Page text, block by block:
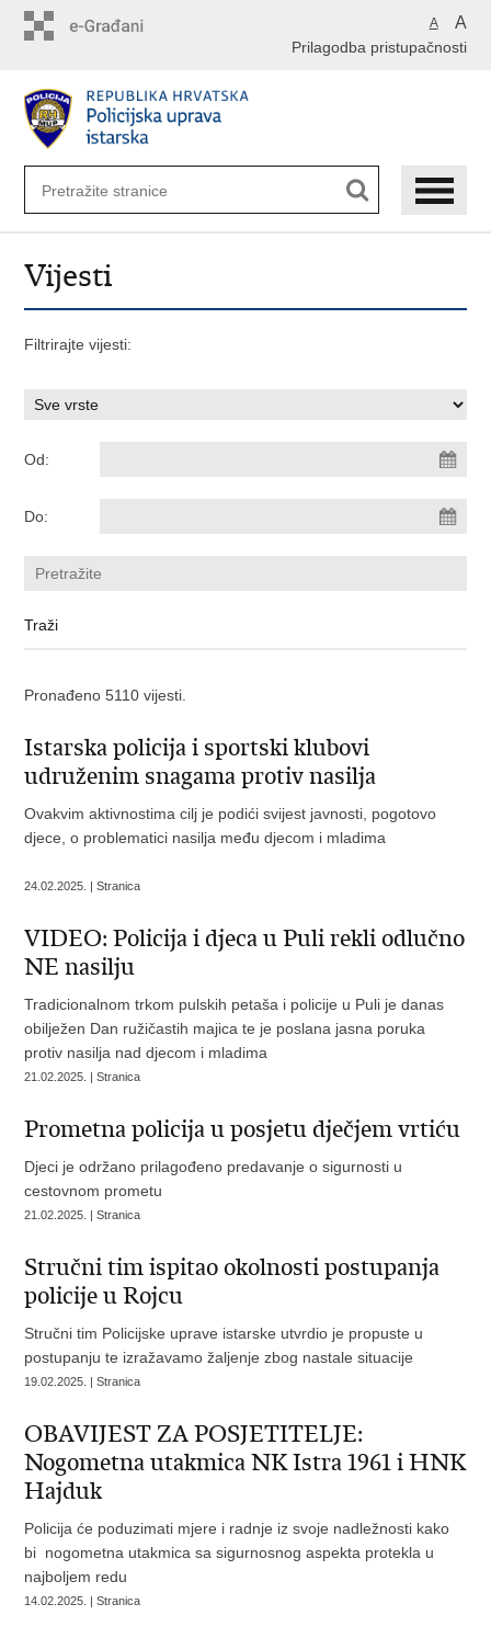
A A
Prilagodba pristupačnosti
Vijesti
Filtrirajte vijesti:
Od:
Do:
Pronađeno 5110 vijesti.
Istarska policija i sportski klubovi
udruženim snagama protiv nasilja
Ovakvim aktivnostima cilj je podići svijest javnosti, pogotovo
djece, o problematici nasilja među djecom i mladima
24.02.2025. | Stranica
VIDEO: Policija i djeca u Puli rekli odlučno
NE nasilju
Tradicionalnom trkom pulskih petaša i policije u Puli je danas
obilježen Dan ružičastih majica te je poslana jasna poruka
protiv nasilja nad djecom i mladima
21.02.2025. | Stranica
Prometna policija u posjetu dječjem vrtiću
Djeci je održano prilagođeno predavanje o sigurnosti u
cestovnom prometu
21.02.2025. | Stranica
Stručni tim ispitao okolnosti postupanja
policije u Rojcu
Stručni tim Policijske uprave istarske utvrdio je propuste u
postupanju te izražavamo žaljenje zbog nastale situacije
19.02.2025. | Stranica
OBAVIJEST ZA POSJETITELJE:
Nogometna utakmica NK Istra 1961 i HNK
Hajduk
Policija će poduzimati mjere i radnje iz svoje nadležnosti kako
bi nogometna utakmica sa sigurnosnog aspekta protekla u
najboljem redu
14.02.2025. | Stranica